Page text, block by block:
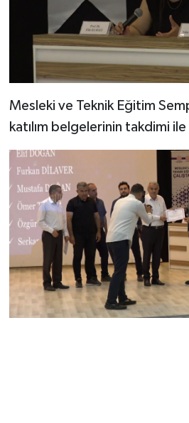
Mesleki ve Teknik Eğitim
katılım belgelerinin takdimi